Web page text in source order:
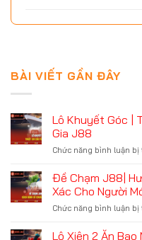
BÀI VIẾT GẦN ĐÂY
Lô Khuyết Góc |
Gia J88
Chức năng bình luận bị
Đề Chạm J88|
Xác Cho Người
Chức năng bình luận bị
Lô Xiên 2 Ăn Bao